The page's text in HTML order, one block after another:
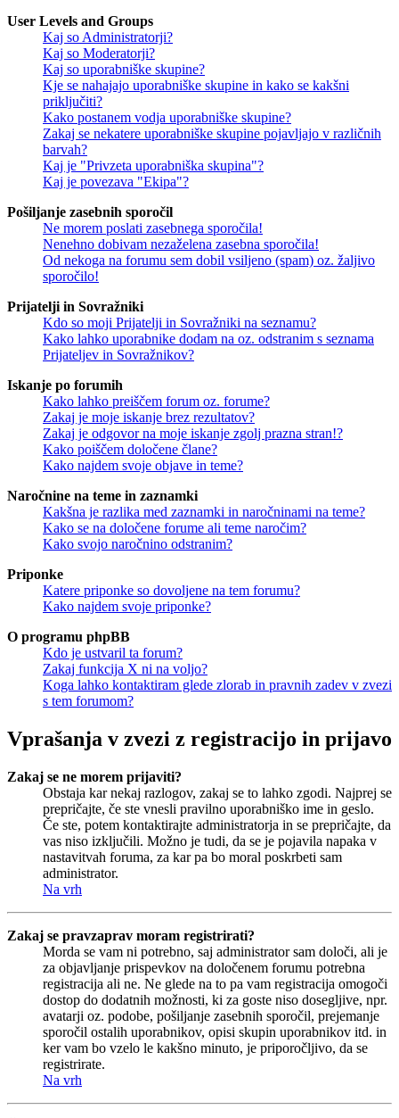
User Levels and Groups
Kaj so Administratorji?
Kaj so Moderatorji?
Kaj so uporabniške skupine?
Kje se nahajajo uporabniške skupine in kako se kakšni
priključiti?
Kako postanem vodja uporabniške skupine?
Zakaj se nekatere uporabniške skupine pojavljajo v različnih
barvah?
Kaj je "Privzeta uporabniška skupina"?
Kaj je povezava "Ekipa"?
Pošiljanje zasebnih sporočil
Ne morem poslati zasebnega sporočila!
Nenehno dobivam nezaželena zasebna sporočila!
Od nekoga na forumu sem dobil vsiljeno (spam) oz. žaljivo
sporočilo!
Prijatelji in Sovražniki
Kdo so moji Prijatelji in Sovražniki na seznamu?
Kako lahko uporabnike dodam na oz. odstranim s seznama
Prijateljev in Sovražnikov?
Iskanje po forumih
Kako lahko preiščem forum oz. forume?
Zakaj je moje iskanje brez rezultatov?
Zakaj je odgovor na moje iskanje zgolj prazna stran!?
Kako poiščem določene člane?
Kako najdem svoje objave in teme?
Naročnine na teme in zaznamki
Kakšna je razlika med zaznamki in naročninami na teme?
Kako se na določene forume ali teme naročim?
Kako svojo naročnino odstranim?
Priponke
Katere priponke so dovoljene na tem forumu?
Kako najdem svoje priponke?
O programu phpBB
Kdo je ustvaril ta forum?
Zakaj funkcija X ni na voljo?
Koga lahko kontaktiram glede zlorab in pravnih zadev v zvezi
s tem forumom?
Vprašanja v zvezi z registracijo in prijavo
Zakaj se ne morem prijaviti?
Obstaja kar nekaj razlogov, zakaj se to lahko zgodi. Najprej se
prepričajte, če ste vnesli pravilno uporabniško ime in geslo.
Če ste, potem kontaktirajte administratorja in se prepričajte, da
vas niso izključili. Možno je tudi, da se je pojavila napaka v
nastavitvah foruma, za kar pa bo moral poskrbeti sam
administrator.
Na vrh
Zakaj se pravzaprav moram registrirati?
Morda se vam ni potrebno, saj administrator sam določi, ali je
za objavljanje prispevkov na določenem forumu potrebna
registracija ali ne. Ne glede na to pa vam registracija omogoči
dostop do dodatnih možnosti, ki za goste niso dosegljive, npr.
avatarji oz. podobe, pošiljanje zasebnih sporočil, prejemanje
sporočil ostalih uporabnikov, opisi skupin uporabnikov itd. in
ker vam bo vzelo le kakšno minuto, je priporočljivo, da se
registrirate.
Na vrh